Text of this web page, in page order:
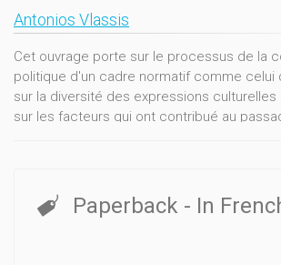
Antonios Vlassis
Cet ouvrage porte sur le processus de la
politique d'un cadre normatif comme celui
sur la diversité des expressions culturelles
sur les facteurs qui ont contribué au
nature, le degré et les implications de
qui émane le cadre normatif, pour quelles
Paperback - In